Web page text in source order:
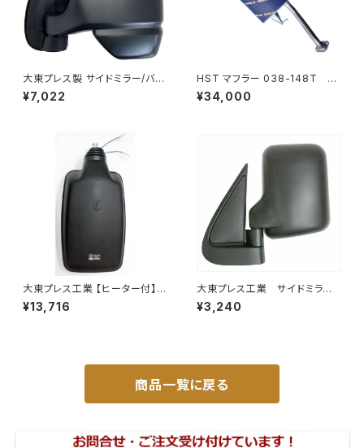
大東プレス製 サイドミラー/バッ
クミラー左 (助手席側) アクティ
トラック HA6 HA7 DI-650
¥7,022
HST マフラー 038-148T プ
レミオ ZRT261 トヨタ 本体オ
ールステンレス 車検対応 純正
¥34,000
大東プレス工業 【ヒーター付】
ハイウェイミラー R1000 326×
206 リモコン無 ヒーター付 DI-
¥13,716
大東プレス工業 サイドミラー/
バックミラー ダイハツ ハイ
ゼット トラック 左 99年～
¥3,240
商品一覧に戻る